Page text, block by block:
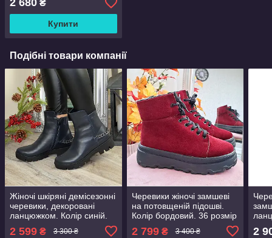
2 680 ₴
Купити
Подібні товари компанії
Жіночі шкіряні демісезонні
черевики, декоровані
ланцюжком. Колір синій.
2 599 ₴ 3 300 ₴
Черевики жіночі замшеві
на потовщеній підошві.
Колір бордовий. 36 розмір
2 799₴ 3 400 ₴ 2